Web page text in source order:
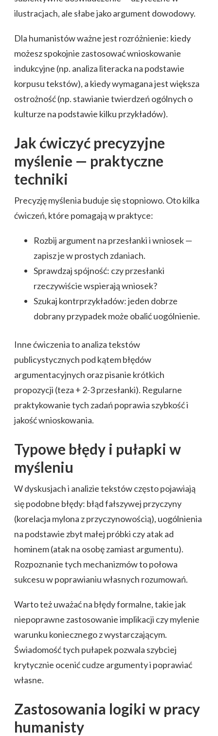
ilustracjach, ale słabe jako argument dowodowy.
Dla humanistów ważne jest rozróżnienie: kiedy
możesz spokojnie zastosować wnioskowanie
indukcyjne (np. analiza literacka na podstawie
korpusu tekstów), a kiedy wymagana jest większa
ostrożność (np. stawianie twierdzeń ogólnych o
kulturze na podstawie kilku przykładów).
Jak ćwiczyć precyzyjne
myślenie — praktyczne
techniki
Precyzję myślenia buduje się stopniowo. Oto kilka
ćwiczeń, które pomagają w praktyce:
Rozbij argument na przesłanki i wniosek —
zapisz je w prostych zdaniach.
Sprawdzaj spójność: czy przesłanki
rzeczywiście wspierają wniosek?
Szukaj kontrprzykładów: jeden dobrze
dobrany przypadek może obalić uogólnienie.
Inne ćwiczenia to analiza tekstów
publicystycznych pod kątem błędów
argumentacyjnych oraz pisanie krótkich
propozycji (teza + 2-3 przesłanki). Regularne
praktykowanie tych zadań poprawia szybkość i
jakość wnioskowania.
Typowe błędy i pułapki w
myśleniu
W dyskusjach i analizie tekstów często pojawiają
się podobne błędy: błąd fałszywej przyczyny
(korelacja mylona z przyczynowością), uogólnienia
na podstawie zbyt małej próbki czy atak ad
hominem (atak na osobę zamiast argumentu).
Rozpoznanie tych mechanizmów to połowa
sukcesu w poprawianiu własnych rozumowań.
Warto też uważać na błędy formalne, takie jak
niepoprawne zastosowanie implikacji czy mylenie
warunku koniecznego z wystarczającym.
Świadomość tych pułapek pozwala szybciej
krytycznie ocenić cudze argumenty i poprawiać
własne.
Zastosowania logiki w pracy
humanisty